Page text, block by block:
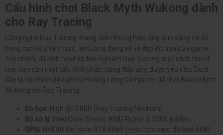
Cấu hình chơi Black Myth Wukong dành
cho Ray Tracing
Công nghệ Ray Tracing mang đến những hiệu ứng ánh sáng và đổ
bóng cực kỳ chân thực, làm tăng đáng kể vẻ đẹp đồ họa của game.
Tuy nhiên, để kích hoạt và trải nghiệm Ray Tracing một cách mượt
mà, bạn cần một cấu hình phần cứng đáp ứng được yêu cầu. Dưới
đây là cấu hình đề nghị từ Hoàng Long Computer để chơi Black Myth:
Wukong với Ray Tracing:
Đồ họa: High @1080P (Ray Tracing Medium)
Bộ xử lý: Intel Core i5 hoặc AMD Ryzen 5 5500 trở lên
GPU : NVIDIA GeForce RTX 4060 (hoặc các card đồ họa AMD